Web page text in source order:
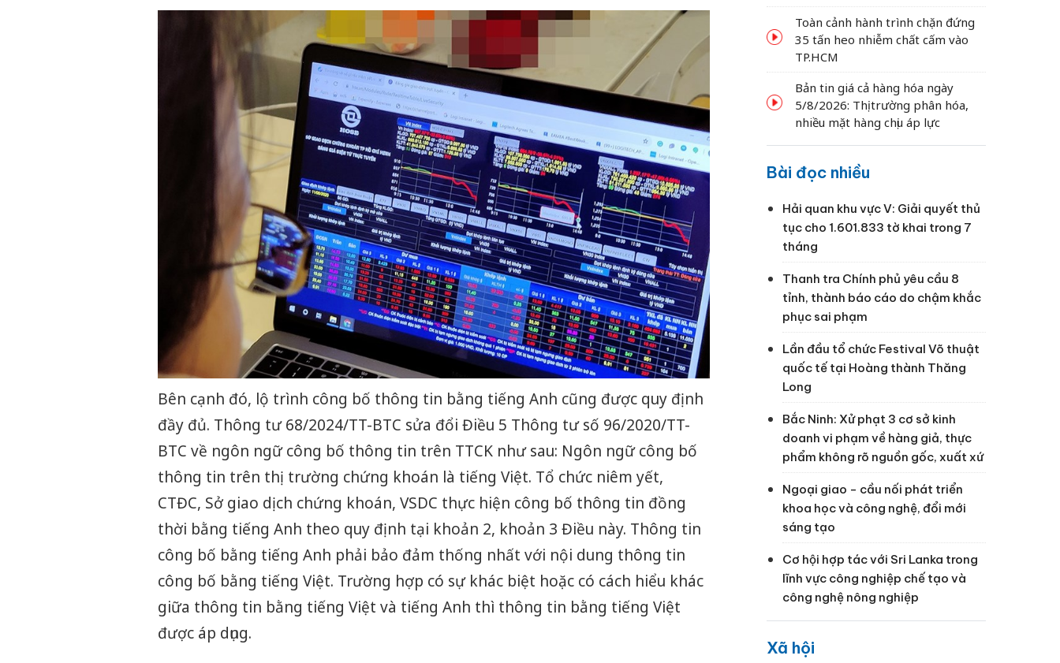
Bên cạnh đó, lộ trình công bố thông tin bằng tiếng Anh cũng được quy định
đầy đủ. Thông tư 68/2024/TT-BTC sửa đổi Điều 5 Thông tư số 96/2020/TT-
BTC về ngôn ngữ công bố thông tin trên TTCK như sau: Ngôn ngữ công bố
thông tin trên thị trường chứng khoán là tiếng Việt. Tổ chức niêm yết,
CTĐC, Sở giao dịch chứng khoán, VSDC thực hiện công bố thông tin đồng
thời bằng tiếng Anh theo quy định tại khoản 2, khoản 3 Điều này. Thông tin
công bố bằng tiếng Anh phải bảo đảm thống nhất với nội dung thông tin
công bố bằng tiếng Việt. Trường hợp có sự khác biệt hoặc có cách hiểu khác
giữa thông tin bằng tiếng Việt và tiếng Anh thì thông tin bằng tiếng Việt
được áp dụng.
Toàn cảnh hành trình chặn đứng
35 tấn heo nhiễm chất cấm vào
TP.HCM
Bản tin giá cả hàng hóa ngày
5/8/2026: Thị trường phân hóa,
nhiều mặt hàng chịu áp lực
Bài đọc nhiều
Hải quan khu vực V: Giải quyết thủ
tục cho 1.601.833 tờ khai trong 7
tháng
Thanh tra Chính phủ yêu cầu 8
tỉnh, thành báo cáo do chậm khắc
phục sai phạm
Lần đầu tổ chức Festival Võ thuật
quốc tế tại Hoàng thành Thăng
Long
Bắc Ninh: Xử phạt 3 cơ sở kinh
doanh vi phạm về hàng giả, thực
phẩm không rõ nguồn gốc, xuất xứ
Ngoại giao - cầu nối phát triển
khoa học và công nghệ, đổi mới
sáng tạo
Cơ hội hợp tác với Sri Lanka trong
lĩnh vực công nghiệp chế tạo và
công nghệ nông nghiệp
Xã hội